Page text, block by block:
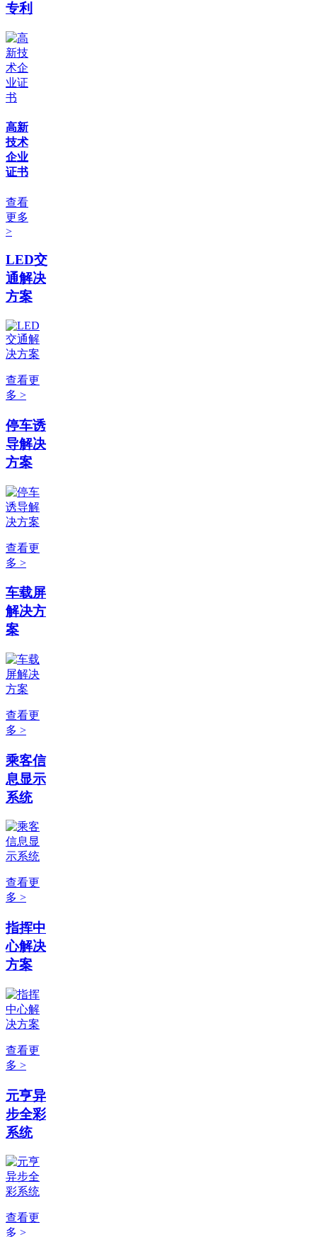
专利
高新
技术
企业
证书
查看
更多
>
LED交
通解决
方案
查看更
多 >
停车诱
导解决
方案
查看更
多 >
车载屏
解决方
案
查看更
多 >
乘客信
息显示
系统
查看更
多 >
指挥中
心解决
方案
查看更
多 >
元亨异
步全彩
系统
查看更
多 >